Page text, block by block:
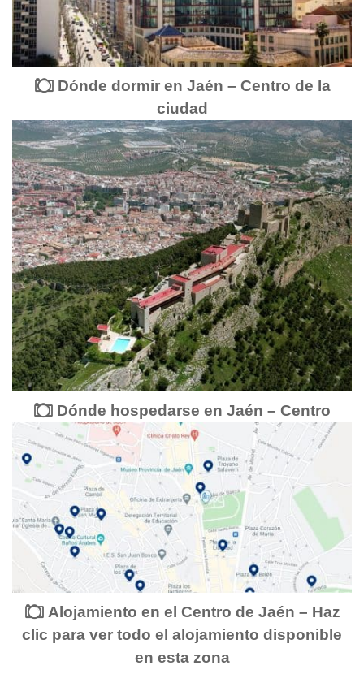
Dónde dormir en Jaén – Centro de la
ciudad
Dónde hospedarse en Jaén – Centro
Alojamiento en el Centro de Jaén – Haz
clic para ver todo el alojamiento disponible
en esta zona